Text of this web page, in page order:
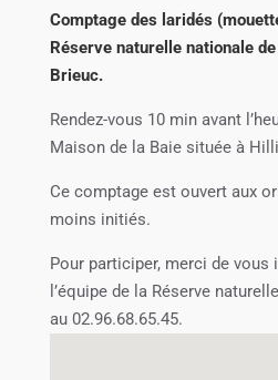
Comptage des laridés
Réserve naturelle nationale
Brieuc.
Rendez-vous 10 min avant
Maison de la Baie située à
Ce comptage est ouvert aux
moins initiés.
Pour participer, merci de vous
l’équipe de la Réserve
au 02.96.68.65.45.